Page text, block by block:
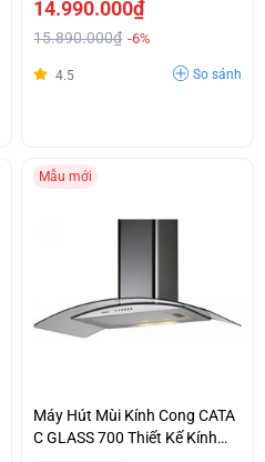
14.990.000₫
15.890.000₫ -6%
4.5 So sánh
Mẫu mới
Máy Hút Mùi Kính Cong CATA
C GLASS 700 Thiết Kế Kính